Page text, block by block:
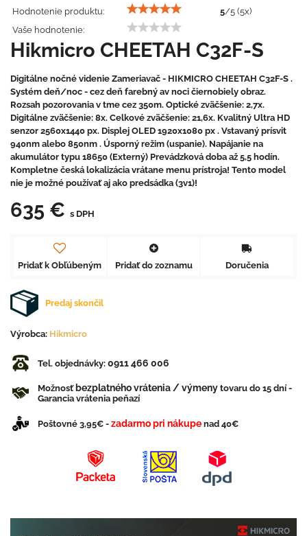
Hodnotenie produktu: 5/5 (5x)
Vaše hodnotenie:
Hikmicro CHEETAH C32F-S
Digitálne nočné videnie Zameriavač - HIKMICRO CHEETAH C32F-S .
Systém deň/noc - cez deň farebný av noci čiernobiely obraz.
Rozsah pozorovania v tme cez 350m. Optické zväčšenie: 2,7x.
Digitálne zväčšenie: 8x. Celkové zväčšenie: 21,6x. Kvalitný Ultra HD
senzor 2560x1440 px. Displej OLED 1920x1080 px . Vstavaný prísvit
940nm alebo 850nm . Úsporný režim (uspanie). Napájanie na
akumulátor typu 18650 (Externý) Prevádzková doba až 5,5 hodín.
Kompletne česká lokalizácia vrátane menu prístroja! Tento model
nie je možné používať aj ako predsádka (3v1)!
635 € s DPH
Pridať k Obľúbeným Pridať do zoznamu Doručenia
Predaj skončil
Výrobca: Hikmicro
Tel. objednávky: 0911 466 006
Možnosťbezplatného vrátenia / výmeny tovaru do 15 dní -
Garancia vrátenia peňazí
Poštovné 3,95€ - zadarmo pri nákupe nad 40€